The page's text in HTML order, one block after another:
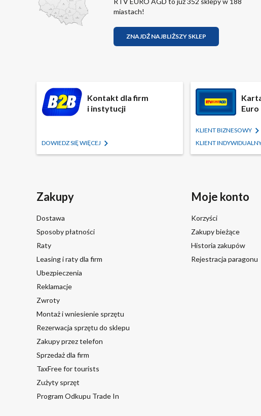
miastach!
ZNAJDŹ NAJBLIŻSZY SKLEP
Kontakt dla firm
i instytucji
DOWIEDZ SIĘ WIĘCEJ
Euro
KLIENT BIZNESOWY
KLIENT
Zakupy
Dostawa
Sposoby płatności
Raty
Leasing i raty dla firm
Ubezpieczenia
Reklamacje
Zwroty
Montaż i wniesienie sprzętu
Rezerwacja sprzętu do sklepu
Zakupy przez telefon
Sprzedaż dla firm
TaxFree for tourists
Zużyty sprzęt
Program Odkupu Trade In
Moje konto
Korzyści
Zakupy bieżące
Historia zakupów
Rejestracja paragonu